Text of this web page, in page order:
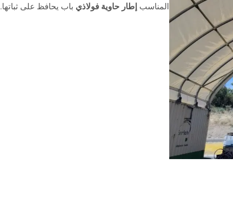
المناسب إطار حاوية فولاذي باب يحافظ على ثباتها.